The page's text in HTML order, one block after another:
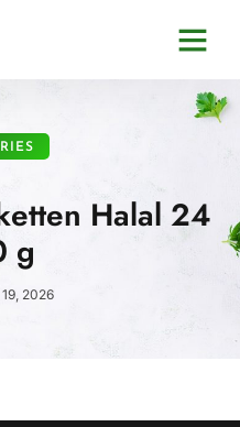
Halal 24
g
2026